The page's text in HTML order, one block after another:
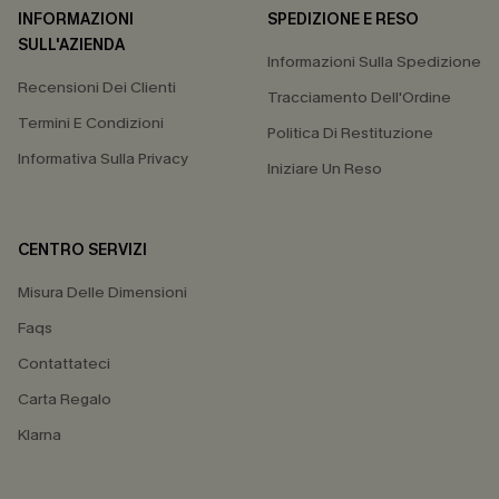
INFORMAZIONI
SULL'AZIENDA
Recensioni Dei Clienti
Termini E Condizioni
Informativa Sulla Privacy
SPEDIZIONE E RESO
Informazioni Sulla Spedizione
Tracciamento Dell'Ordine
Politica Di Restituzione
Iniziare Un Reso
CENTRO SERVIZI
Misura Delle Dimensioni
Faqs
Contattateci
Carta Regalo
Klarna